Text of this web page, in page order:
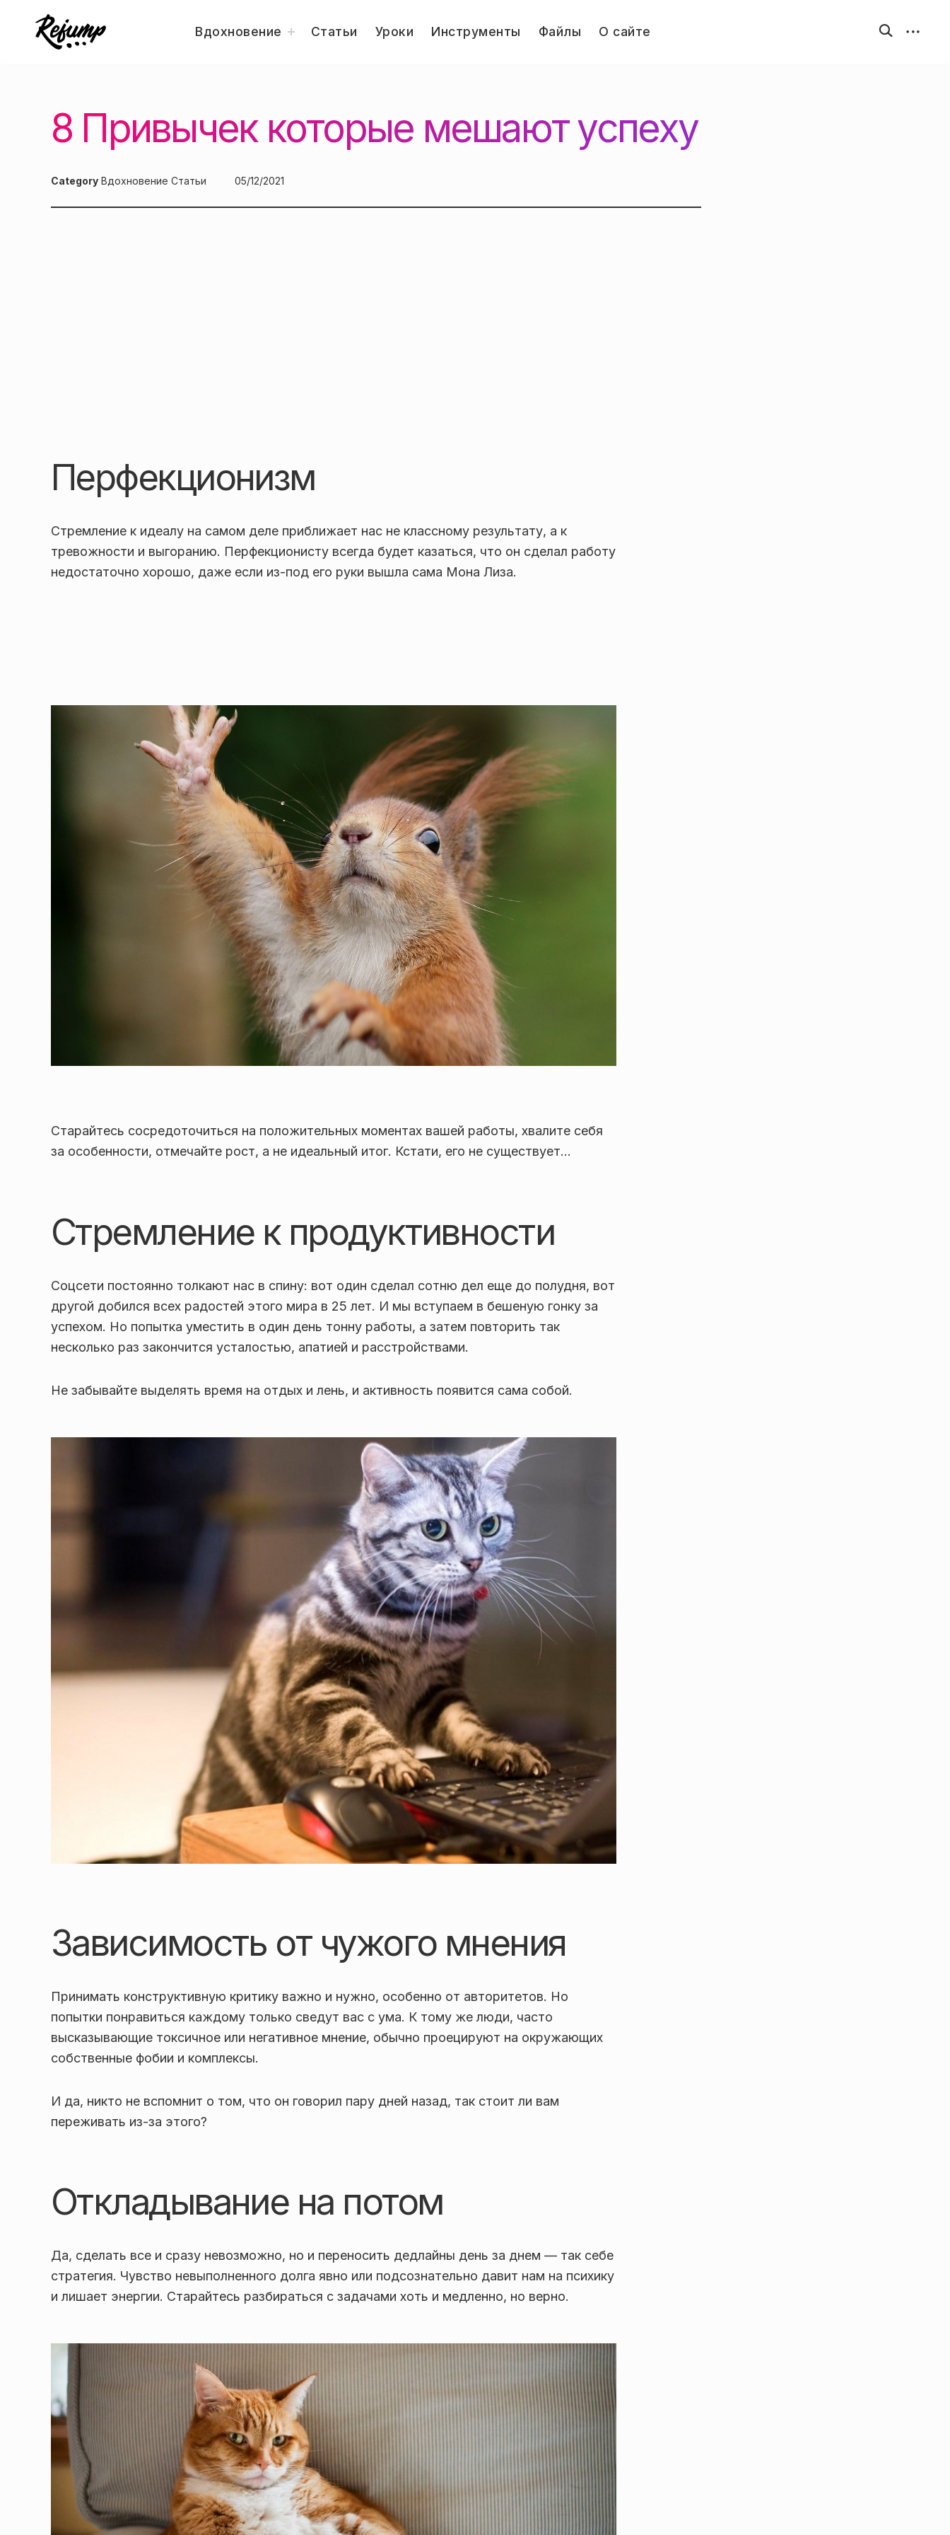
Вдохновение toggle
childСтатьи Уроки Инструменты Файлы О сайте
открыть
форму
открыть
8 Привычек которые мешают успеху
Category Вдохновение Статьи
Posted
05/12/2021
Перфекционизм
Стремление к идеалу на самом деле приближает нас не классному результату, а к
тревожности и выгоранию. Перфекционисту всегда будет казаться, что он сделал работу
недостаточно хорошо, даже если из-под его руки вышла сама Мона Лиза.
Старайтесь сосредоточиться на положительных моментах вашей работы, хвалите себя
за особенности, отмечайте рост, а не идеальный итог. Кстати, его не существует…
Стремление к продуктивности
Соцсети постоянно толкают нас в спину: вот один сделал сотню дел еще до полудня, вот
другой добился всех радостей этого мира в 25 лет. И мы вступаем в бешеную гонку за
успехом. Но попытка уместить в один день тонну работы, а затем повторить так
несколько раз закончится усталостью, апатией и расстройствами.
Не забывайте выделять время на отдых и лень, и активность появится сама собой.
Зависимость от чужого мнения
Принимать конструктивную критику важно и нужно, особенно от авторитетов. Но
попытки понравиться каждому только сведут вас с ума. К тому же люди, часто
высказывающие токсичное или негативное мнение, обычно проецируют на окружающих
собственные фобии и комплексы.
И да, никто не вспомнит о том, что он говорил пару дней назад, так стоит ли вам
переживать из-за этого?
Откладывание на потом
Да, сделать все и сразу невозможно, но и переносить дедлайны день за днем — так себе
стратегия. Чувство невыполненного долга явно или подсознательно давит нам на психику
и лишает энергии. Старайтесь разбираться с задачами хоть и медленно, но верно.